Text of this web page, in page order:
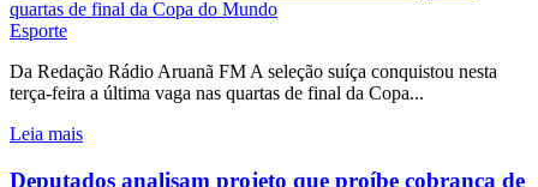
Esporte
Da Redação Rádio Aruanã FM A seleção suíça conquistou nesta
terça-feira a última vaga nas quartas de final da Copa...
Leia mais
Deputados analisam projeto que proíbe cobrança de